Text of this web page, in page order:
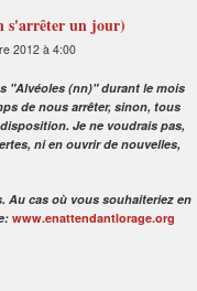
s'arrêter un jour)
2012 à 4:00
"Alvéoles (nn)" durant le mois
de nous arrêter, sinon, tous
Je ne voudrais pas,
ni en ouvrir de nouvelles,
Au cas où vous souhaiteriez en
www.enattendantlorage.org